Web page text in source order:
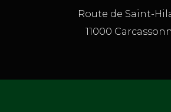
Route de Saint-
11000